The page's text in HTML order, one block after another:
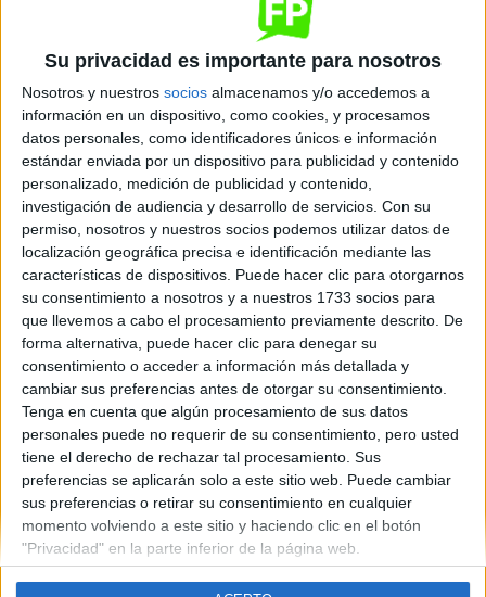
Su privacidad es importante para nosotros
Nosotros y nuestros socios almacenamos y/o accedemos a
información en un dispositivo, como cookies, y procesamos
datos personales, como identificadores únicos e información
estándar enviada por un dispositivo para publicidad y contenido
personalizado, medición de publicidad y contenido,
investigación de audiencia y desarrollo de servicios. Con su
permiso, nosotros y nuestros socios podemos utilizar datos de
localización geográfica precisa e identificación mediante las
características de dispositivos. Puede hacer clic para otorgarnos
su consentimiento a nosotros y a nuestros 1733 socios para
que llevemos a cabo el procesamiento previamente descrito. De
forma alternativa, puede hacer clic para denegar su
consentimiento o acceder a información más detallada y
cambiar sus preferencias antes de otorgar su consentimiento.
Tenga en cuenta que algún procesamiento de sus datos
personales puede no requerir de su consentimiento, pero usted
tiene el derecho de rechazar tal procesamiento. Sus
preferencias se aplicarán solo a este sitio web. Puede cambiar
sus preferencias o retirar su consentimiento en cualquier
momento volviendo a este sitio y haciendo clic en el botón
"Privacidad" en la parte inferior de la página web.
Contáctanos
Diego de León 47, 28006 Madrid
Phone:+34 91 593 2767
Email: info@forofp.es
Información legal
Aviso legal
Política de privacidad
Condiciones generales de contratación
Política de cookies